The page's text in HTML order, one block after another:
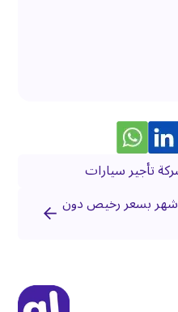
تأجير سيارات
شهر بسعر رخيص دون